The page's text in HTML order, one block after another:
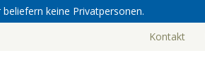
Kontakt
keine Privatpersonen.